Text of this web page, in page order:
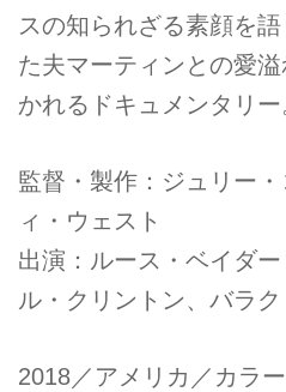
スの知られざる素顔を
た夫マーティンとの愛
かれるドキュメンタリー
監督・製作：ジュリー
ィ・ウェスト
出演：ルース・ベイダ
ル・クリントン、バラ
2018／アメリカ／カラ